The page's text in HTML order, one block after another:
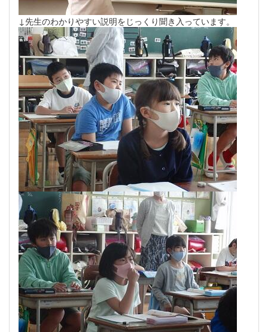
↓先生のわかりやすい説明をじっくり聞き入っています。